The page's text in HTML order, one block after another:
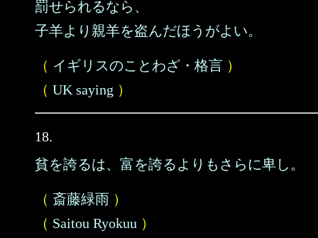
罰せられるなら、
子羊より親羊を盗んだほうがよい。
（ イギリスのことわざ・格言 ）
（ UK saying ）
18.
貧を誇るは、富を誇るよりもさらに卑し。
（ 斎藤緑雨 ）
（ Saitou Ryokuu ）